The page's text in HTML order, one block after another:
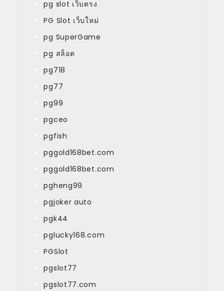
pg slot เว็บตรง
PG Slot เว็บใหม่
pg SuperGame
pg สล็อต
pg718
pg77
pg99
pgceo
pgfish
pggold168bet.com
pggold168bet.com
pgheng99
pgjoker auto
pgk44
pglucky168.com
PGSlot
pgslot77
pgslot77.com